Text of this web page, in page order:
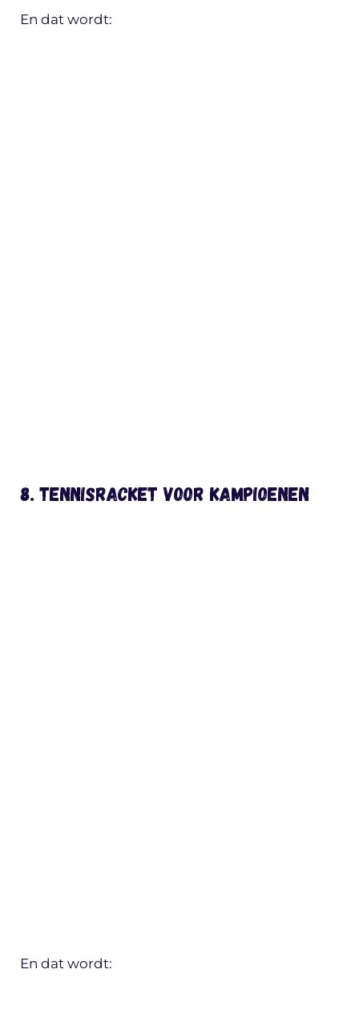
En dat wordt:
8. Tennisracket voor kampioenen
En dat wordt: